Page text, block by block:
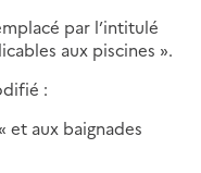
par l’intitulé
aux piscines ».
:
et aux baignades